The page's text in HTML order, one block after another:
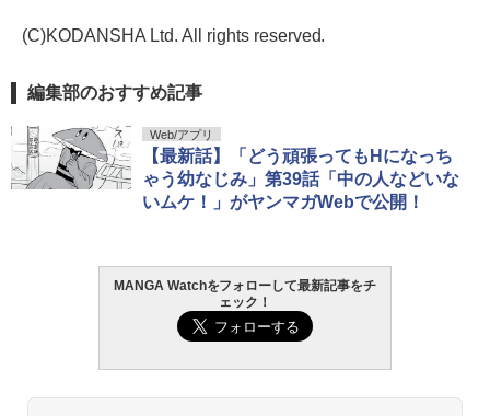
(C)KODANSHA Ltd. All rights reserved.
編集部のおすすめ記事
Web/アプリ
【最新話】「どう頑張ってもHになっち
ゃう幼なじみ」第39話「中の人などいな
いムケ！」がヤンマガWebで公開！
MANGA Watchをフォローして最新記事をチ
ェック！